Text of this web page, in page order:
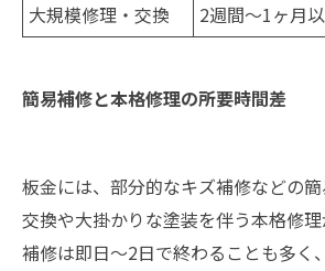
大規模修理・交換
2週間～1ヶ月
簡易補修と本格修理の所要時間差
板金には、部分的なキズ補修などの
交換や大掛かりな塗装を伴う本格修
補修は即日～2日で終わることも多く